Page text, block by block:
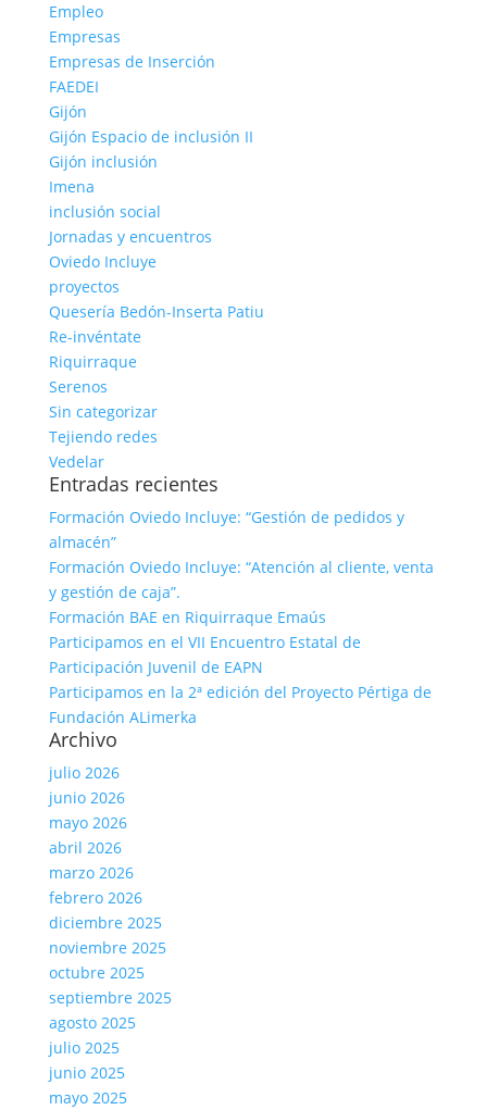
Empleo
Empresas
Empresas de Inserción
FAEDEI
Gijón
Gijón Espacio de inclusión II
Gijón inclusión
Imena
inclusión social
Jornadas y encuentros
Oviedo Incluye
proyectos
Quesería Bedón-Inserta Patiu
Re-invéntate
Riquirraque
Serenos
Sin categorizar
Tejiendo redes
Vedelar
Entradas recientes
Formación Oviedo Incluye: “Gestión de pedidos y
almacén”
Formación Oviedo Incluye: “Atención al cliente, venta
y gestión de caja”.
Formación BAE en Riquirraque Emaús
Participamos en el VII Encuentro Estatal de
Participación Juvenil de EAPN
Participamos en la 2ª edición del Proyecto Pértiga de
Fundación ALimerka
Archivo
julio 2026
junio 2026
mayo 2026
abril 2026
marzo 2026
febrero 2026
diciembre 2025
noviembre 2025
octubre 2025
septiembre 2025
agosto 2025
julio 2025
junio 2025
mayo 2025